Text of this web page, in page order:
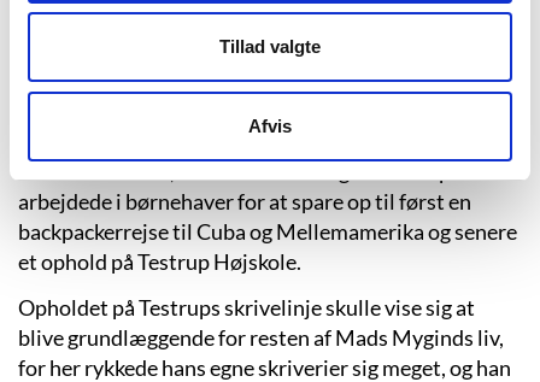
Tillad valgte
Afvis
Mygind var fagligt foran de andre elever og sprang
således en klasse over, og som 17-årig blev han
student fra Aarhus Katedralskole. I 3.g havde han en
digteren Peter Laugesen, og efter gymnasiet havde
arbejdede i børnehaver for at spare op til først en
backpackerrejse til Cuba og Mellemamerika og senere
et ophold på Testrup Højskole.
Opholdet på Testrups skrivelinje skulle vise sig at
blive grundlæggende for resten af Mads Myginds liv,
for her rykkede hans egne skriverier sig meget, og han